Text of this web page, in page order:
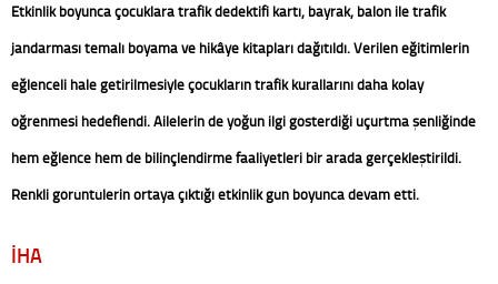
Etkinlik boyunca çocuklara trafik dedektifi kartı, bayrak, balon ile trafik
jandarması temalı boyama ve hikâye kitapları dağıtıldı. Verilen eğitimlerin
eğlenceli hale getirilmesiyle çocukların trafik kurallarını daha kolay
öğrenmesi hedeflendi.Ailelerin de yoğun ilgi gösterdiği uçurtma şenliğinde
hem eğlence hem de bilinçlendirme faaliyetleri bir arada gerçekleştirildi.
Renkli görüntülerin ortaya çıktığı etkinlik gün boyunca devam etti.
İHA